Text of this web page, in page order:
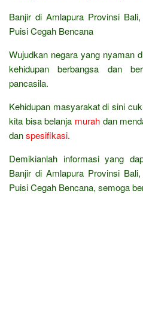
Banjir di Amlapura Provinsi
Puisi Cegah Bencana
Wujudkan negara yang nyaman
kehidupan berbangsa dan
pancasila.
Kehidupan masyarakat di sini
kita bisa belanja murahdan
danspesifikasi.
Demikianlah informasi yang
Banjir di Amlapura Provinsi
Puisi Cegah Bencana, semoga